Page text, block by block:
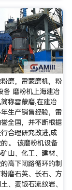
磨，雷蒙磨机，粉
备 磨粉机上海建冶
称雷蒙磨,在建冶
生产销售经验，雷
全国，并不断根据
合理研究改进,成
。 该磨粉机设备
山、化工、建材、
高下闭路循环的制
磨石英、长石、方
、麦饭石流纹岩、